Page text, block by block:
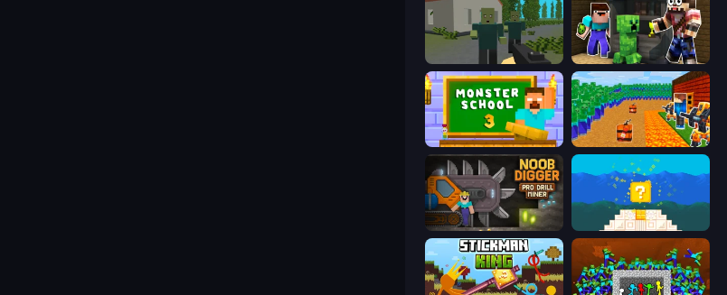
Noob Trolls Pro
Monster School 3 Noob Tower Defense
Noob Digger: Pro Drill Miner